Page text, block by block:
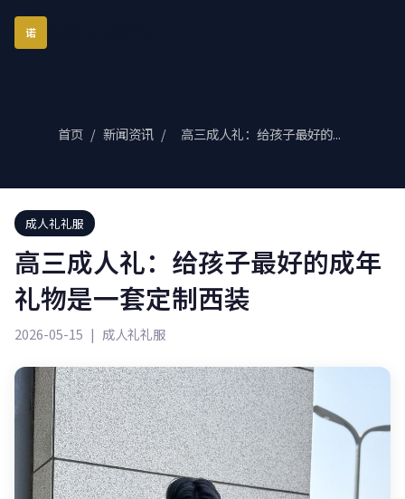
诺
首页 / 新闻资讯 / 高三成人礼：给孩子最好的...
成人礼礼服
高三成人礼：给孩子最好的成年
礼物是一套定制西装
2026-05-15 | 成人礼礼服